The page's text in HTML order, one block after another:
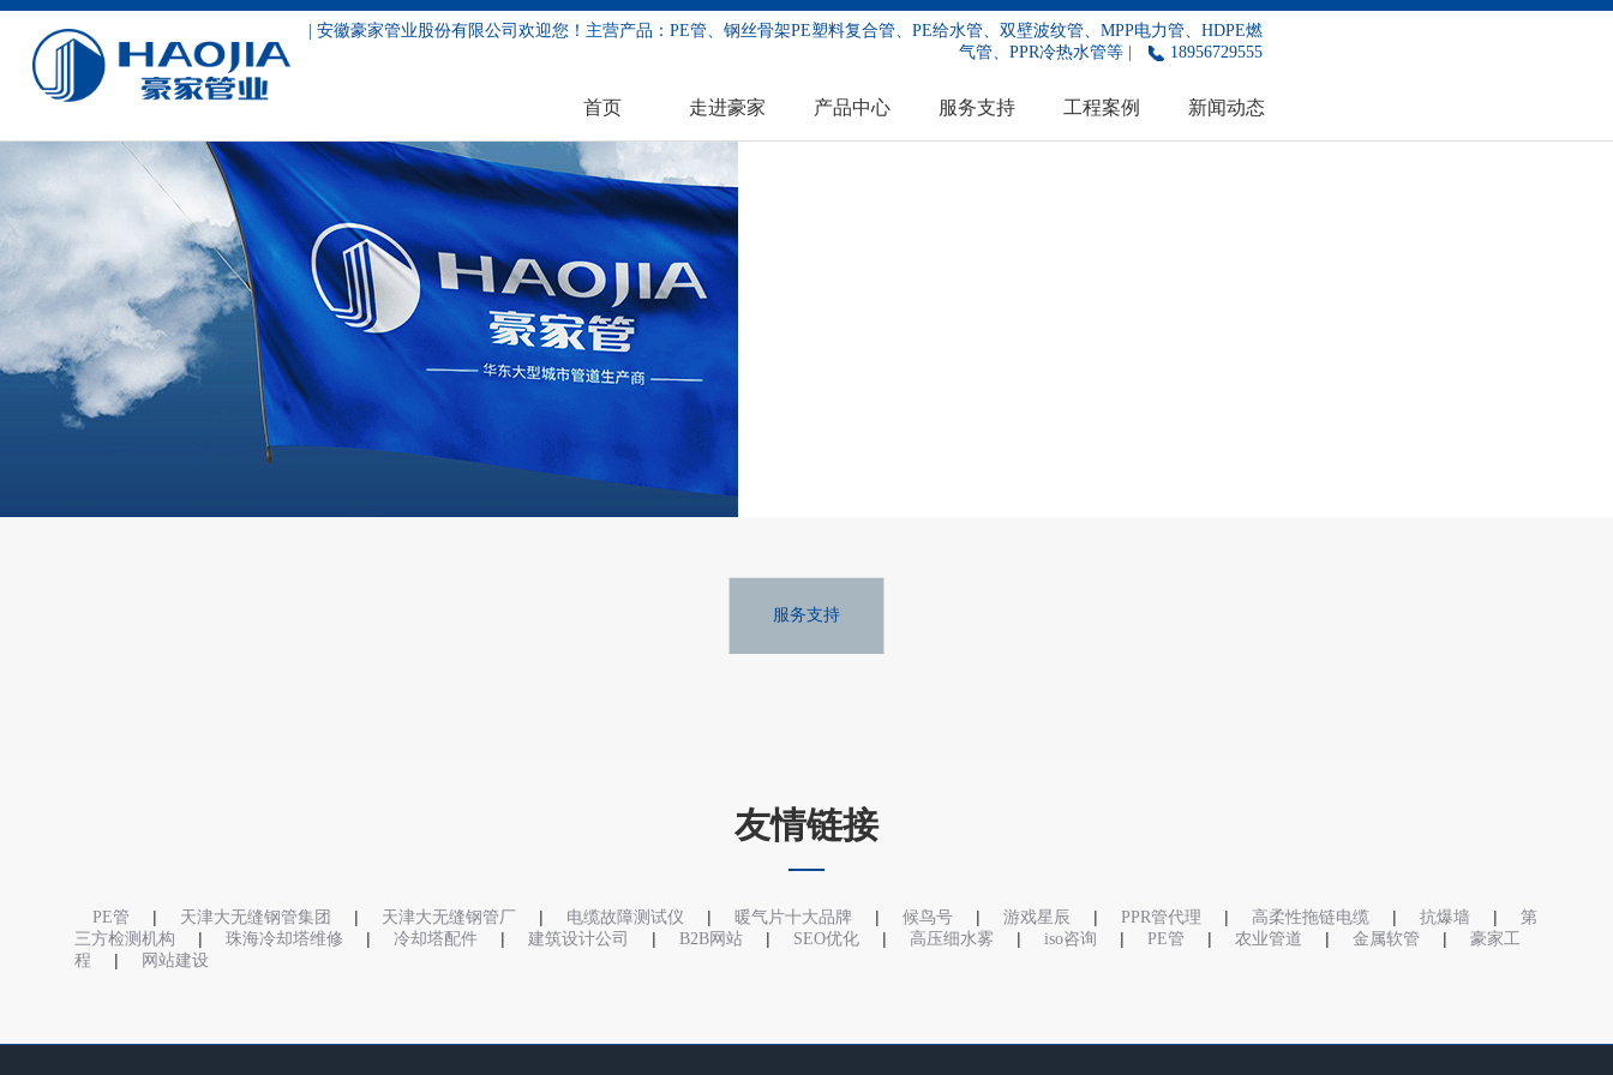
| 安徽豪家管业股份有限公司欢迎您！主营产品：PE管、钢丝骨架PE塑料复合管、PE给水管、双壁波纹管、MPP电力管、HDPE燃
气管、PPR冷热水管等 |
18956729555
首页 走进豪家 产品中心 服务支持 工程案例 新闻动态
服务支持
服务支持
友情链接
PE管 | 天津大无缝钢管集团 | 天津大无缝钢管厂 | 电缆故障测试仪 | 暖气片十大品牌 | 候鸟号 | 游戏星辰 | PPR管代理 | 高柔性拖链电缆 | 抗爆墙 |
第
三方检测机构
| 珠海冷却塔维修 | 冷却塔配件 | 建筑设计公司 | B2B网站 | SEO优化 | 高压细水雾 | iso咨询 | PE管 | 农业管道 | 金属软管 |
豪家工
程
| 网站建设